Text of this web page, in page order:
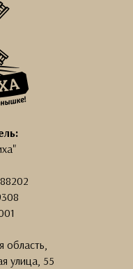
область,
улица, 55